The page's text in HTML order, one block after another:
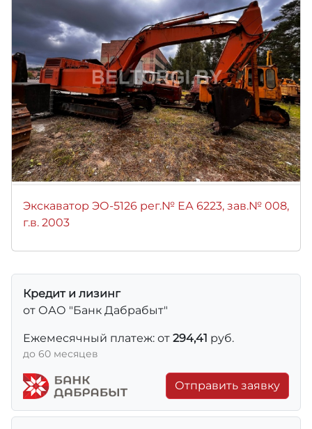
Экскаватор ЭО-5126 рег.№ ЕА 6223, зав.№ 008,
г.в. 2003
Кредит и лизинг
от ОАО "Банк Дабрабыт"
Ежемесячный платеж: от 294,41 руб.
до 60 месяцев
Отправить заявку